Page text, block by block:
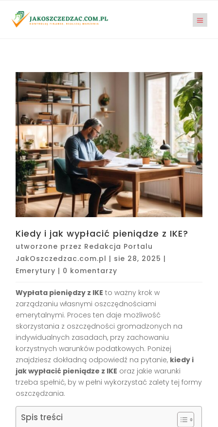
Kiedy i jak wypłacić pieniądze z IKE?
utworzone przez Redakcja Portalu
JakOszczedzac.com.pl | sie 28, 2025 |
Emerytury | 0 komentarzy
Wypłata pieniędzy z IKE to ważny krok w
zarządzaniu własnymi oszczędnościami
emerytalnymi. Proces ten daje możliwość
skorzystania z oszczędności gromadzonych na
indywidualnych zasadach, przy zachowaniu
korzystnych warunków podatkowych. Poniżej
znajdziesz dokładną odpowiedź na pytanie, kiedy i
jak wypłacić pieniądze z IKE oraz jakie warunki
trzeba spełnić, by w pełni wykorzystać zalety tej formy
oszczędzania.
Spis treści